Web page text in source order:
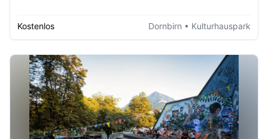
Kostenlos Dornbirn • Kulturhauspark